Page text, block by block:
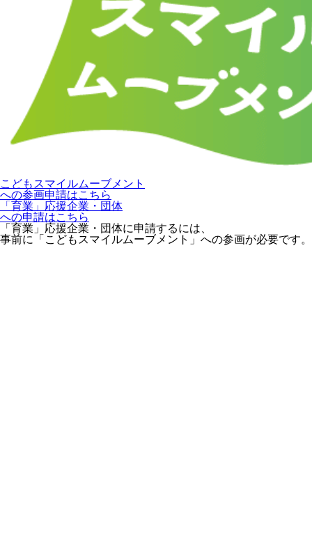
こどもスマイルムーブメント
への参画申請はこちら
「育業」応援企業・団体
への申請はこちら
「育業」応援企業・団体に申請するには、
事前に「こどもスマイルムーブメント」への参画が必要です。